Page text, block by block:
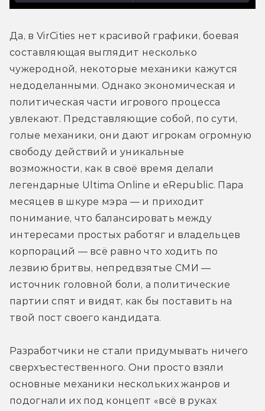
Да, в VirCities нет красивой графики, боевая
составляющая выглядит несколько
чужеродной, некоторые механики кажутся
недоделанными. Однако экономическая и
политическая части игрового процесса
увлекают. Представляющие собой, по сути,
голые механики, они дают игрокам огромную
свободу действий и уникальные
возможности, как в своё время делали
легендарные Ultima Online и eRepublic. Пара
месяцев в шкуре мэра — и приходит
понимание, что балансировать между
интересами простых работяг и владельцев
корпораций — всё равно что ходить по
лезвию бритвы, непредвзятые СМИ —
источник головной боли, а политические
партии спят и видят, как бы поставить на
твой пост своего кандидата.
Разработчики не стали придумывать ничего
сверхъестественного. Они просто взяли
основные механики нескольких жанров и
подогнали их под концепт «всё в руках